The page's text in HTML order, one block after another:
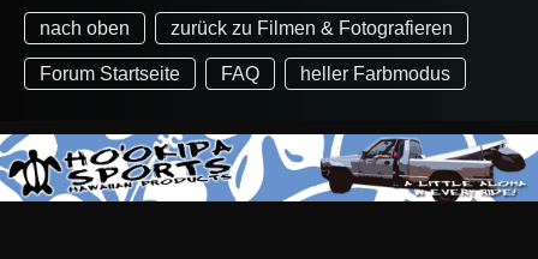
nach oben zurück zu Filmen & Fotografieren
Forum Startseite FAQ heller Farbmodus